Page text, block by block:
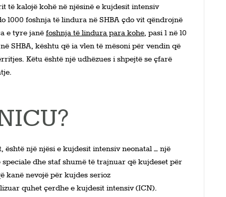
të kalojë kohë në njësinë e kujdesit intensiv
1000 foshnja të lindura në SHBA çdo vit qëndrojnë
e tyre janë foshnja të lindura para kohe, pasi 1 në 10
SHBA, kështu që ia vlen të mësoni për vendin që
Këtu është një udhëzues i shpejtë se çfarë
është një njësi e kujdesit intensiv neonatal – një
dhe staf shumë të trajnuar që kujdeset për
kanë nevojë për kujdes serioz
quhet çerdhe e kujdesit intensiv (ICN).